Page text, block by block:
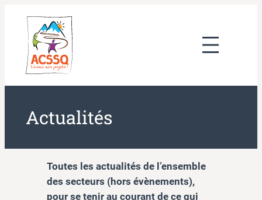
contenu
Actualités
Toutes les actualités de l’ensemble
des secteurs (hors évènements),
pour se tenir au courant de ce qui